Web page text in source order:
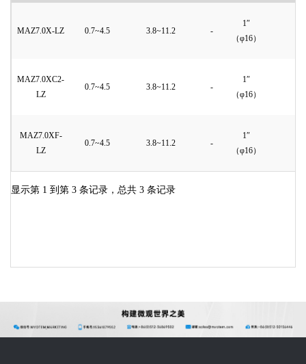
MAZ7.0X-LZ 0.7~4.5 3.8~11.2 -
1″
（φ16）
MAZ7.0XC2-
LZ
0.7~4.5 3.8~11.2 -
1″
（φ16）
MAZ7.0XF-
LZ
0.7~4.5 3.8~11.2 -
1″
（φ16）
显示第 1 到第 3 条记录，总共 3 条记录